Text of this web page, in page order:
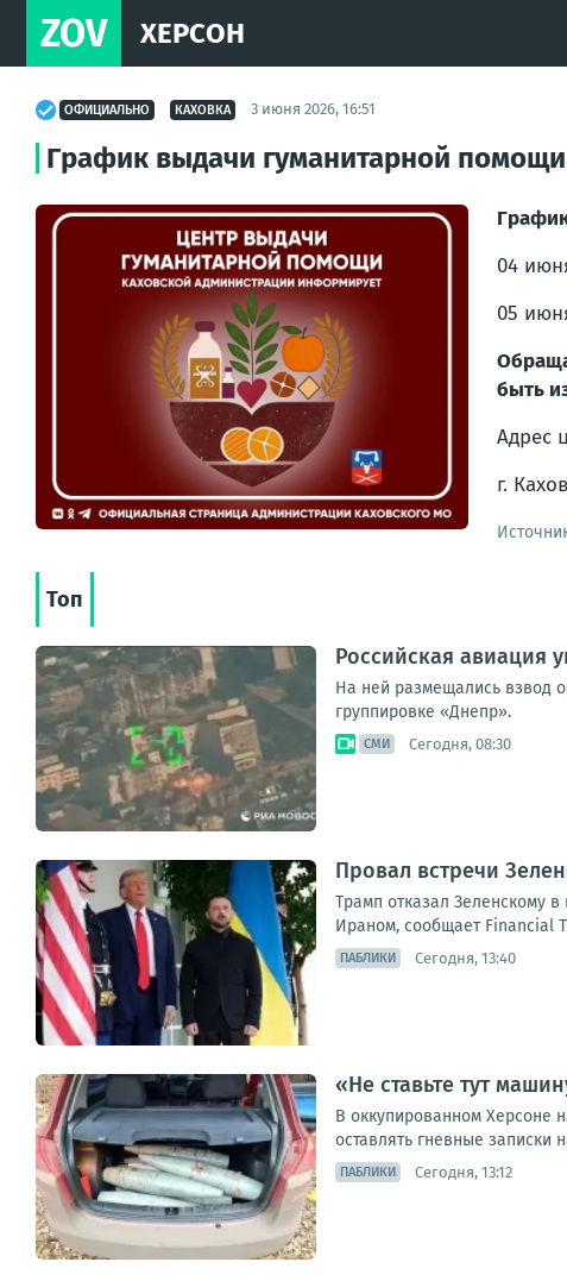
ZOV ХЕРСОН
ОФИЦИАЛЬНО КАХОВКА 3 июня 2026, 16:51
График выдачи гуманитарной
04
05
быть
Адрес
г.
Топ
Российская авиация
На ней размещались взвод
группировке «Днепр».
СМИ Сегодня, 08:30
Провал встречи
Трамп отказал Зеленскому
Ираном, сообщает Financial
ПАБЛИКИ Сегодня, 13:40
«Не ставьте тут
В оккупированном Херсоне
оставлять гневные записки
ПАБЛИКИ Сегодня, 13:12